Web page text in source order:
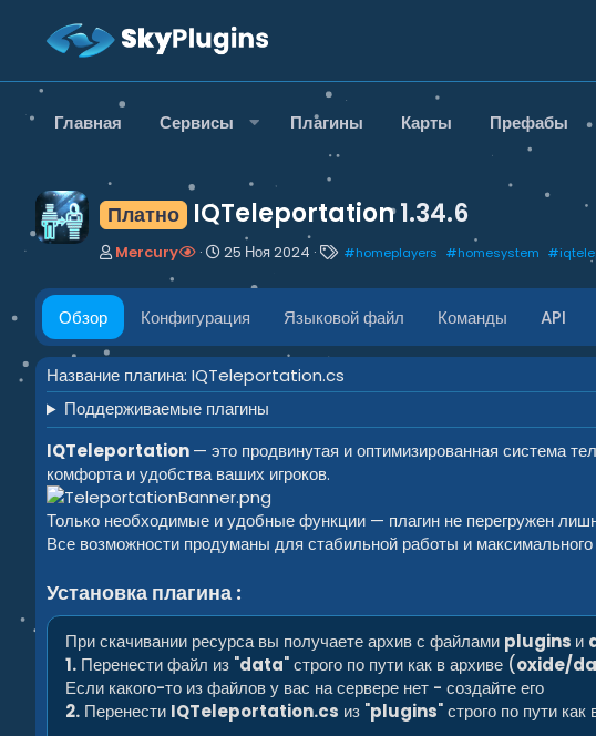
Главная Сервисы Плагины Карты Префабы
Платно IQTeleportation1.34.6
А
т
р
Mercury
Д
т
а
с
о
з
д
а
н
и
я
25 Ноя 2024
Т
г
и
#homeplayers #homesystem #
Обзор Конфигурация Языковой файл Команды API
Название плагина: IQTeleportation.cs
Поддерживаемые плагины
IQTeleportation— это продвинутая и оптимизированная система
комфорта и удобства ваших игроков.
Только необходимые и удобные функции — плагин не перегружен
Все возможности продуманы для стабильной работы и максимального
Установка плагина :
При скачивании ресурса вы получаете архив с файлами plugins и
1. Перенести файл из "data" строго по пути как в архиве (oxide/
Если какого-то из файлов у вас на сервере нет - создайте его
2. Перенести IQTeleportation.cs из "plugins" строго по пути как